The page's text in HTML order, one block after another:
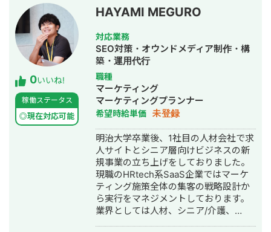
地方ローカルエリア 高級フレンチ業態
Instagram運用 フォロワー数 約4,000
人獲得(運用期間 2年間) ・大手美容商
材ブランド LINE運用 2022年四半期 売
上昨対 112%達成 ・嗜好品ブランド
LINE運用 売上目標対比 130%達成
域、住宅・不動産領域の集客支援実績
が多数のため 特に同業界は、マーケッ
トに即した戦略立案が可能です。
SEO、SNS、広告運用、コンテンツマ
ーケティング、ウェビナー企画、マー
ケティングオートメーション、インサ
イドセールス構築、WEB制作など、支
援内容としても多岐に渡ります。 【 経
歴 】 リクルートにて、大手〜中小企業
まで100社以上の集客コンサルティン
グ、新規事業開発、事業企画に従事。
その後、リクルート・電通のジョイン
トベンチャーのマーケティング責任者
として 広告運用、オウンドメディア立
ち上げ、SEO施策、インサイドセール
ス構築、マーケティングオートメーシ
ョン構築、イベント企画など 戦略設
計〜実行〜成果創出までを一貫して推
進。 現在は独立し WEBマーケティン
広告の営業活動からスタートし、広告
運用部門を新設。 ROI改善を目指した
支援を通じて顧客満足度を向上。 マネ
ジメント経験： 20名以上のメンバーを
率いる組織マネジメントを実施。役職
のない若手メンバーのみならず、 役職
付きのマネジメント層を管理し、業務
効率化や目標達成に向けた戦略を推
進。 リーダー層の育成やチームビルデ
ィングを通じて、持続可能な組織運営
を実現。 WEBコンサルティング部門の
立ち上げ（2018年〜）： 広告運用にと
どまらず、SEO/MEO・WEBサイト制
作・動画制作・データ分析を含む 包括
的なWEBコンサルティングサービスを
提供。 オウンドメディア「Webma」
の立ち上げ： 自社メディアを成長さ
せ、毎月インバウンドの反響を生み出
す集客基盤を構築。 初年度から3年間
0いいね!
稼働ステータス
◎現在対応可能
HAYAMI MEGURO
対応業務
SEO対策・オウンドメディア制作・構
築・運用代行
職種
マーケティング
マーケティングプランナー
希望時給単価 未登録
明治大学卒業後、1社目の人材会社で求
人サイトとシニア層向けビジネスの新
規事業の立ち上げをしておりました。
現職のHRtech系SaaS企業ではマーケ
ティング施策全体の集客の戦略設計か
ら実行をマネジメントしております。
業界としては人材、シニア/介護、